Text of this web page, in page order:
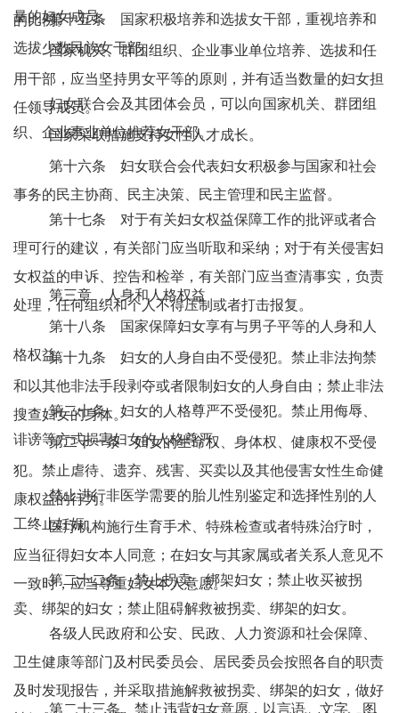
的比例。
量的妇女成员。
第十五条 国家积极培养和选拔女干部，重视培养和
选拔少数民族女干部。
国家机关、群团组织、企业事业单位培养、选拔和任
用干部，应当坚持男女平等的原则，并有适当数量的妇女担
任领导成员。
妇女联合会及其团体会员，可以向国家机关、群团组
织、企业事业单位推荐女干部。
国家采取措施支持女性人才成长。
第十六条 妇女联合会代表妇女积极参与国家和社会
事务的民主协商、民主决策、民主管理和民主监督。
第十七条 对于有关妇女权益保障工作的批评或者合
理可行的建议，有关部门应当听取和采纳；对于有关侵害妇
女权益的申诉、控告和检举，有关部门应当查清事实，负责
处理，任何组织和个人不得压制或者打击报复。
第三章 人身和人格权益
第十八条 国家保障妇女享有与男子平等的人身和人
格权益。第十九条 妇女的人身自由不受侵犯。禁止非法拘禁
和以其他非法手段剥夺或者限制妇女的人身自由；禁止非法
搜查妇女的身体。
第二十条 妇女的人格尊严不受侵犯。禁止用侮辱、
诽谤等方式损害妇女的人格尊严。
第二十一条 妇女的生命权、身体权、健康权不受侵
犯。禁止虐待、遗弃、残害、买卖以及其他侵害女性生命健
康权益的行为。
禁止进行非医学需要的胎儿性别鉴定和选择性别的人
工终止妊娠。
医疗机构施行生育手术、特殊检查或者特殊治疗时，
应当征得妇女本人同意；在妇女与其家属或者关系人意见不
一致时，应当尊重妇女本人意愿。
第二十二条 禁止拐卖、绑架妇女；禁止收买被拐
卖、绑架的妇女；禁止阻碍解救被拐卖、绑架的妇女。
各级人民政府和公安、民政、人力资源和社会保障、
卫生健康等部门及村民委员会、居民委员会按照各自的职责
及时发现报告，并采取措施解救被拐卖、绑架的妇女，做好
第二十三条 禁止违背妇女意愿，以言语、文字、图